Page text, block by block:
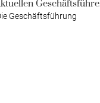
Geschäftsführung